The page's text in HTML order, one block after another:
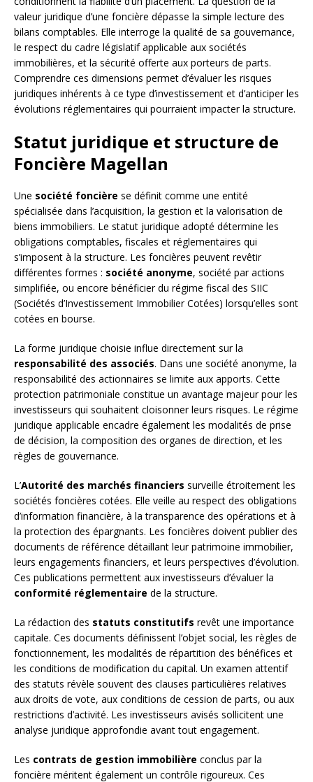
valeur juridique d’une foncière dépasse la simple lecture des
bilans comptables. Elle interroge la qualité de sa gouvernance,
le respect du cadre législatif applicable aux sociétés
immobilières, et la sécurité offerte aux porteurs de parts.
Comprendre ces dimensions permet d’évaluer les risques
juridiques inhérents à ce type d’investissement et d’anticiper les
évolutions réglementaires qui pourraient impacter la structure.
Statut juridique et structure de
Foncière Magellan
Une société foncière se définit comme une entité
spécialisée dans l’acquisition, la gestion et la valorisation de
biens immobiliers. Le statut juridique adopté détermine les
obligations comptables, fiscales et réglementaires qui
s’imposent à la structure. Les foncières peuvent revêtir
différentes formes : société anonyme, société par actions
simplifiée, ou encore bénéficier du régime fiscal des SIIC
(Sociétés d’Investissement Immobilier Cotées) lorsqu’elles sont
cotées en bourse.
La forme juridique choisie influe directement sur la
responsabilité des associés. Dans une société anonyme, la
responsabilité des actionnaires se limite aux apports. Cette
protection patrimoniale constitue un avantage majeur pour les
investisseurs qui souhaitent cloisonner leurs risques. Le régime
juridique applicable encadre également les modalités de prise
de décision, la composition des organes de direction, et les
règles de gouvernance.
L’Autorité des marchés financiers surveille étroitement les
sociétés foncières cotées. Elle veille au respect des obligations
d’information financière, à la transparence des opérations et à
la protection des épargnants. Les foncières doivent publier des
documents de référence détaillant leur patrimoine immobilier,
leurs engagements financiers, et leurs perspectives d’évolution.
Ces publications permettent aux investisseurs d’évaluer la
conformité réglementaire de la structure.
La rédaction des statuts constitutifs revêt une importance
capitale. Ces documents définissent l’objet social, les règles de
fonctionnement, les modalités de répartition des bénéfices et
les conditions de modification du capital. Un examen attentif
des statuts révèle souvent des clauses particulières relatives
aux droits de vote, aux conditions de cession de parts, ou aux
restrictions d’activité. Les investisseurs avisés sollicitent une
analyse juridique approfondie avant tout engagement.
Les contrats de gestion immobilière conclus par la
foncière méritent également un contrôle rigoureux. Ces